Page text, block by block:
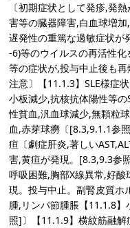
〔初期症状として発疹,発
害等の臓器障害,白血球増
遅発性の重篤な過敏症状が
-6)等のウイルスの再活性
等の症状が,投与中止後も
注意〕【11.1.3】SLE様症
小板減少,抗核抗体陽性等
性貧血,汎血球減少,無顆粒
血,赤芽球癆〔[8.3,9.1.1参
疸〔劇症肝炎,著しい
害,黄疸が発現。[8.3,9.3参
呼吸困難,胸部X線異常,好
現。投与中止。副腎皮質ホ
腫,リンパ節腫脹【11.1.8
照]〕【11.1.9】横紋筋融